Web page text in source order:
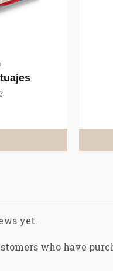
yet.
who have